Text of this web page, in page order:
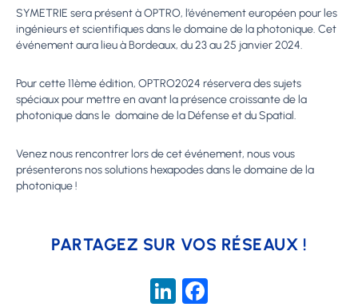
SYMETRIE sera présent à OPTRO, l’événement européen pour les
ingénieurs et scientifiques dans le domaine de la photonique. Cet
événement aura lieu à Bordeaux, du 23 au 25 janvier 2024.
Pour cette 11ème édition, OPTRO2024 réservera des sujets
spéciaux pour mettre en avant la présence croissante de la
photonique dans le domaine de la Défense et du Spatial.
Venez nous rencontrer lors de cet événement, nous vous
présenterons nos solutions hexapodes dans le domaine de la
photonique !
PARTAGEZ SUR VOS RÉSEAUX !
LinkedIn